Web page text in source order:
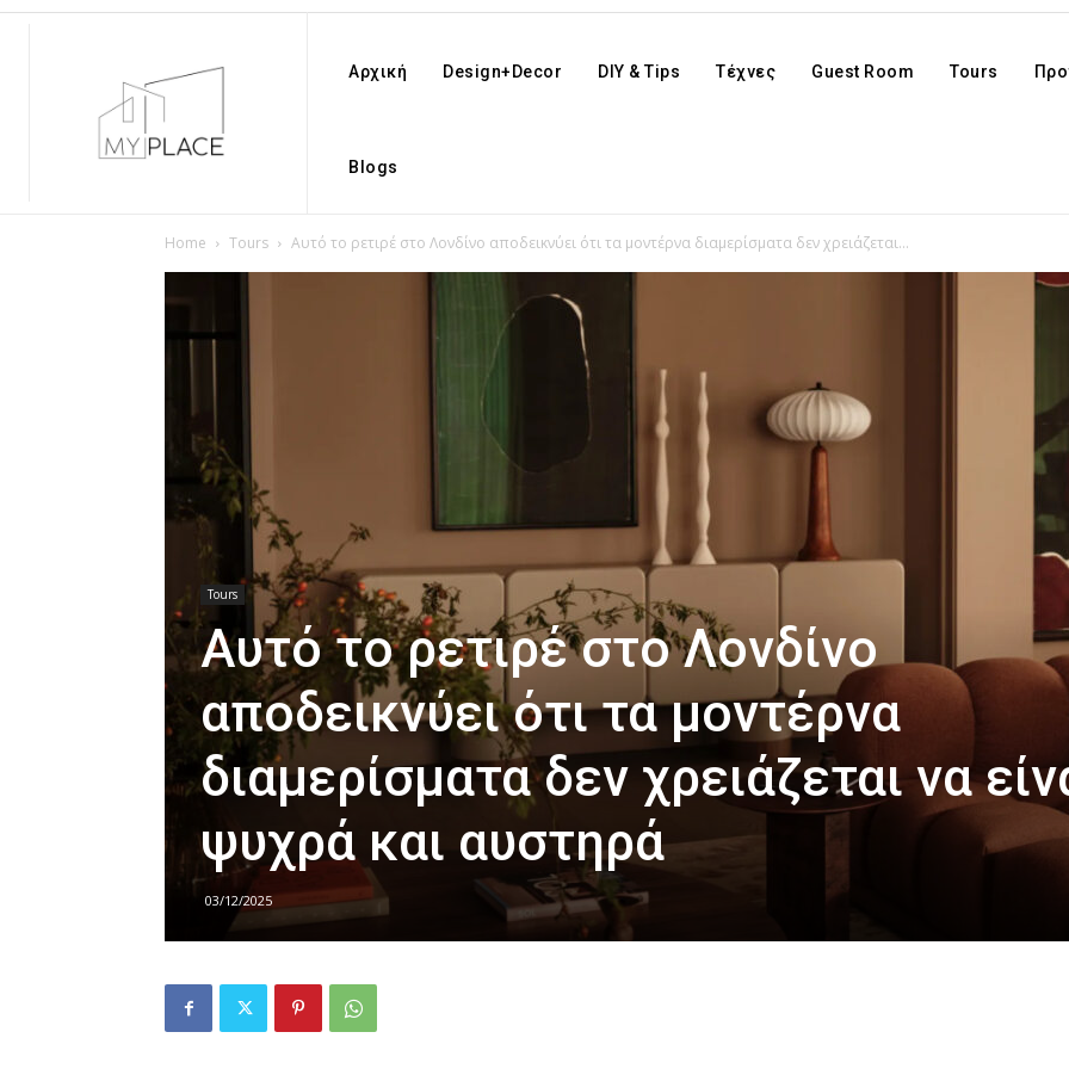
Αρχική Design+Decor DIY & Tips Τέχνες Guest Room Tours
Blogs
Home Tours Αυτό το ρετιρέ στο Λονδίνο αποδεικνύει ότι τα μοντέρνα διαμερίσματα δεν χρειάζεται...
Tours
Αυτό το ρετιρέ στο Λονδίνο
αποδεικνύει ότι τα μοντέρνα
διαμερίσματα δεν χρειάζεται να
ψυχρά και αυστηρά
03/12/2025